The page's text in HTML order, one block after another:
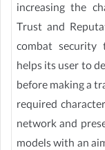
increasing the
Trust and
combat security
helps its user to
before making a
required
network and
models with an